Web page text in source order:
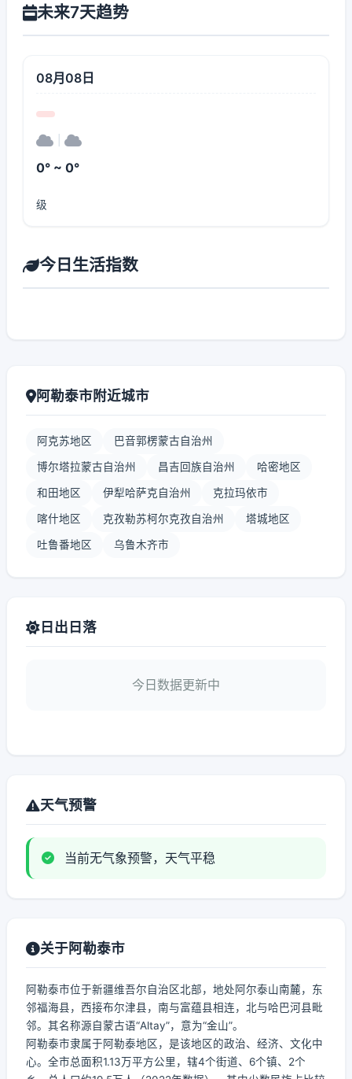
未来7天趋势
08月08日
0° ~ 0°
级
今日生活指数
阿勒泰市附近城市
阿克苏地区 巴音郭楞蒙古自治州
博尔塔拉蒙古自治州 昌吉回族自治州 哈密地区
和田地区 伊犁哈萨克自治州 克拉玛依市
喀什地区 克孜勒苏柯尔克孜自治州 塔城地区
吐鲁番地区 乌鲁木齐市
日出日落
今日数据更新中
天气预警
当前无气象预警，天气平稳
关于阿勒泰市
阿勒泰市位于新疆维吾尔自治区北部，地处阿尔泰山南麓，东
邻福海县，西接布尔津县，南与富蕴县相连，北与哈巴河县毗
邻。其名称源自蒙古语“Altay”，意为“金山”。
阿勒泰市隶属于阿勒泰地区，是该地区的政治、经济、文化中
心。全市总面积1.13万平方公里，辖4个街道、6个镇、2个